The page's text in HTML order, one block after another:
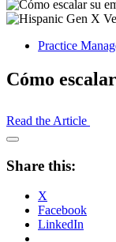
Practice
Cómo
Read the Article
Open
Drawer
Share this:
X
Facebook
LinkedIn